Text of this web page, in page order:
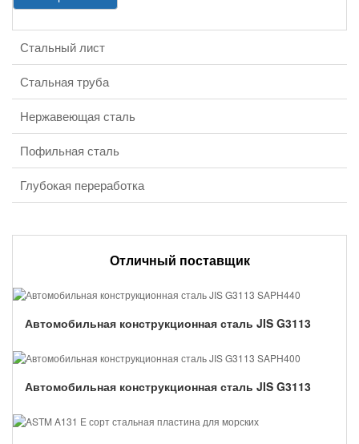
Стальный лист
Стальная труба
Нержавеющая сталь
Пофильная сталь
Глубокая переработка
Отличный поставщик
Автомобильная конструкционная сталь JIS G3113
Автомобильная конструкционная сталь JIS G3113